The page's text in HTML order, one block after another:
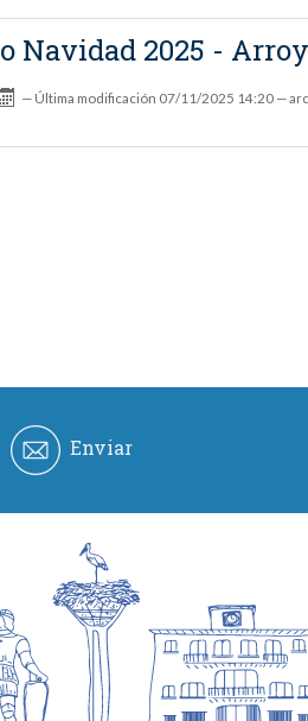
Navidad 2025 -
— Última modificación 07/11/2025 14:20 —
Enviar